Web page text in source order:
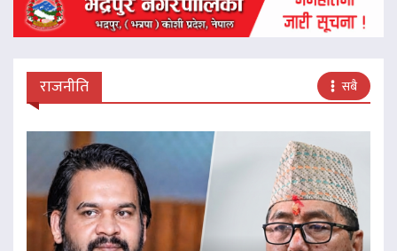
राजनीति सबै